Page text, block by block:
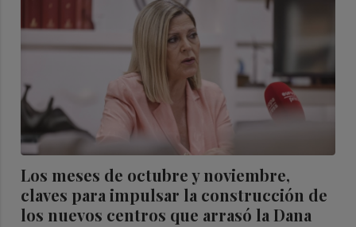
Los meses de octubre y noviembre,
claves para impulsar la construcción de
los nuevos centros que arrasó la Dana